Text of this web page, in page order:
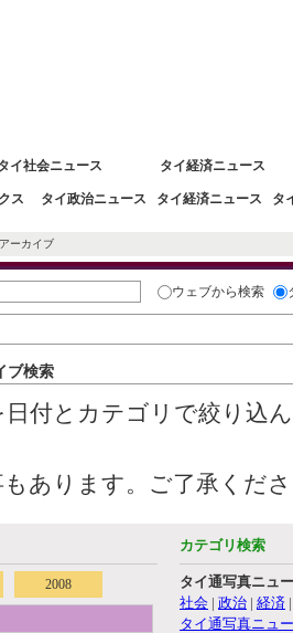
イ社会ニュース タイ経済ニュース
ス タイ政治ニュース タイ経済ニュース タ
ーカイブ
ウェブから検索
ブ検索
付とカテゴリで絞り込
あります。ご了承くだ
2008
カテゴリ検索
タイ通写真ニュ
社会 | 政治 | 経済
タイ通写真ニュ